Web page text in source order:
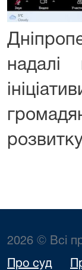
надалі
2026 © Всі
Про суд